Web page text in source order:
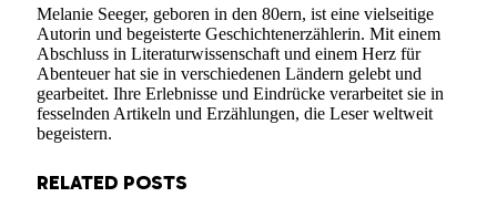
Melanie Seeger, geboren in den 80ern, ist eine vielseitige
Autorin und begeisterte Geschichtenerzählerin. Mit einem
Abschluss in Literaturwissenschaft und einem Herz für
Abenteuer hat sie in verschiedenen Ländern gelebt und
gearbeitet. Ihre Erlebnisse und Eindrücke verarbeitet sie in
fesselnden Artikeln und Erzählungen, die Leser weltweit
begeistern.
RELATED POSTS